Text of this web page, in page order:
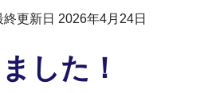
終更新日 2026年4月24日
した！